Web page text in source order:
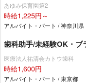
あゆみ保育園第2
時給1,225円～
アルバイト・パート / 神奈川県
歯科助手/未経験OK・ブ
医療法人祐清会カトウ歯科
時給1,600円
アルバイト・パート / 東京都